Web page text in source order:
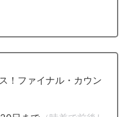
！ファイナル・カウン